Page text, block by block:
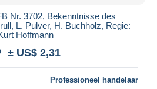
Nr. 3702, Bekenntnisse des
L. Pulver, H. Buchholz, Regie:
Hoffmann
± US$ 2,31
Professioneel handelaar